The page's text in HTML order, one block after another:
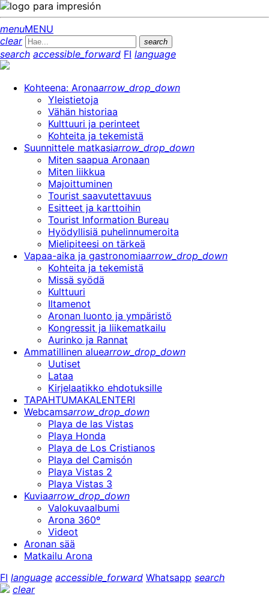
menuMENU
clear
search
search accessible_forward FI language
Kohteena: Aronaarrow_drop_down
Yleistietoja
Vähän historiaa
Kulttuuri ja perinteet
Kohteita ja tekemistä
Suunnittele matkasiarrow_drop_down
Miten saapua Aronaan
Miten liikkua
Majoittuminen
Tourist saavutettavuus
Esitteet ja karttoihin
Tourist Information Bureau
Hyödyllisiä puhelinnumeroita
Mielipiteesi on tärkeä
Vapaa-aika ja gastronomiaarrow_drop_down
Kohteita ja tekemistä
Missä syödä
Kulttuuri
Iltamenot
Aronan luonto ja ympäristö
Kongressit ja liikematkailu
Aurinko ja Rannat
Ammatillinen aluearrow_drop_down
Uutiset
Lataa
Kirjelaatikko ehdotuksille
TAPAHTUMAKALENTERI
Webcamsarrow_drop_down
Playa de las Vistas
Playa Honda
Playa de Los Cristianos
Playa del Camisón
Playa Vistas 2
Playa Vistas 3
Kuviaarrow_drop_down
Valokuvaalbumi
Arona 360º
Videot
Aronan sää
Matkailu Arona
FI language accessible_forward Whatsapp search
clear